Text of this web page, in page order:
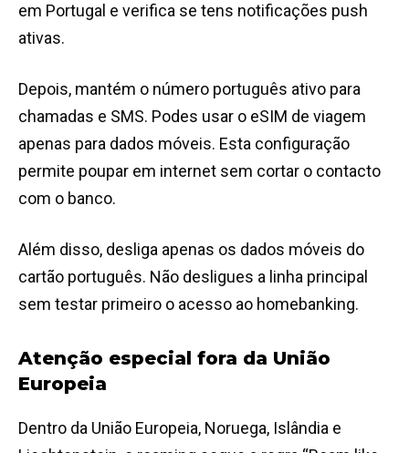
em Portugal e verifica se tens notificações push
ativas.
Depois, mantém o número português ativo para
chamadas e SMS. Podes usar o eSIM de viagem
apenas para dados móveis. Esta configuração
permite poupar em internet sem cortar o contacto
com o banco.
Além disso, desliga apenas os dados móveis do
cartão português. Não desligues a linha principal
sem testar primeiro o acesso ao homebanking.
Atenção especial fora da União
Europeia
Dentro da União Europeia, Noruega, Islândia e